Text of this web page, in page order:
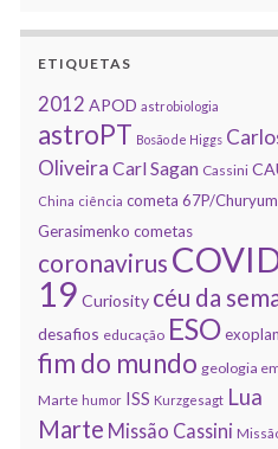
ETIQUETAS
2012 APOD astrobiologia
astroPT Bosão de Higgs
Oliveira Carl Sagan Cassini
China ciência cometa 67P/
Gerasimenko cometas
coronavirus
19 Curiosity céu da
desafios educação ESO
fim do mundo geologia
Marte humor ISS Kurzgesagt Lua
Marte Missão Cassini